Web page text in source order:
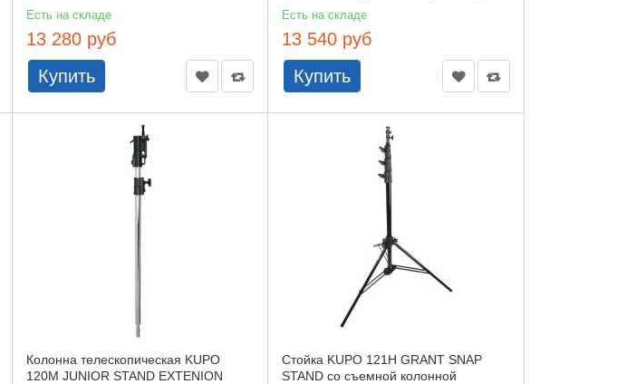
Есть на складе
13 280 руб
Купить
Есть на складе
13 540 руб
Купить
Колонна телескопическая KUPO
120M JUNIOR STAND EXTENION
Стойка KUPO 121H GRANT SNAP
STAND со съемной колонной